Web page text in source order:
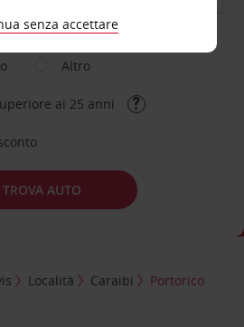
Altro
ai 25 anni
TROVA AUTO
Località Caraibi Portorico
senza accettare